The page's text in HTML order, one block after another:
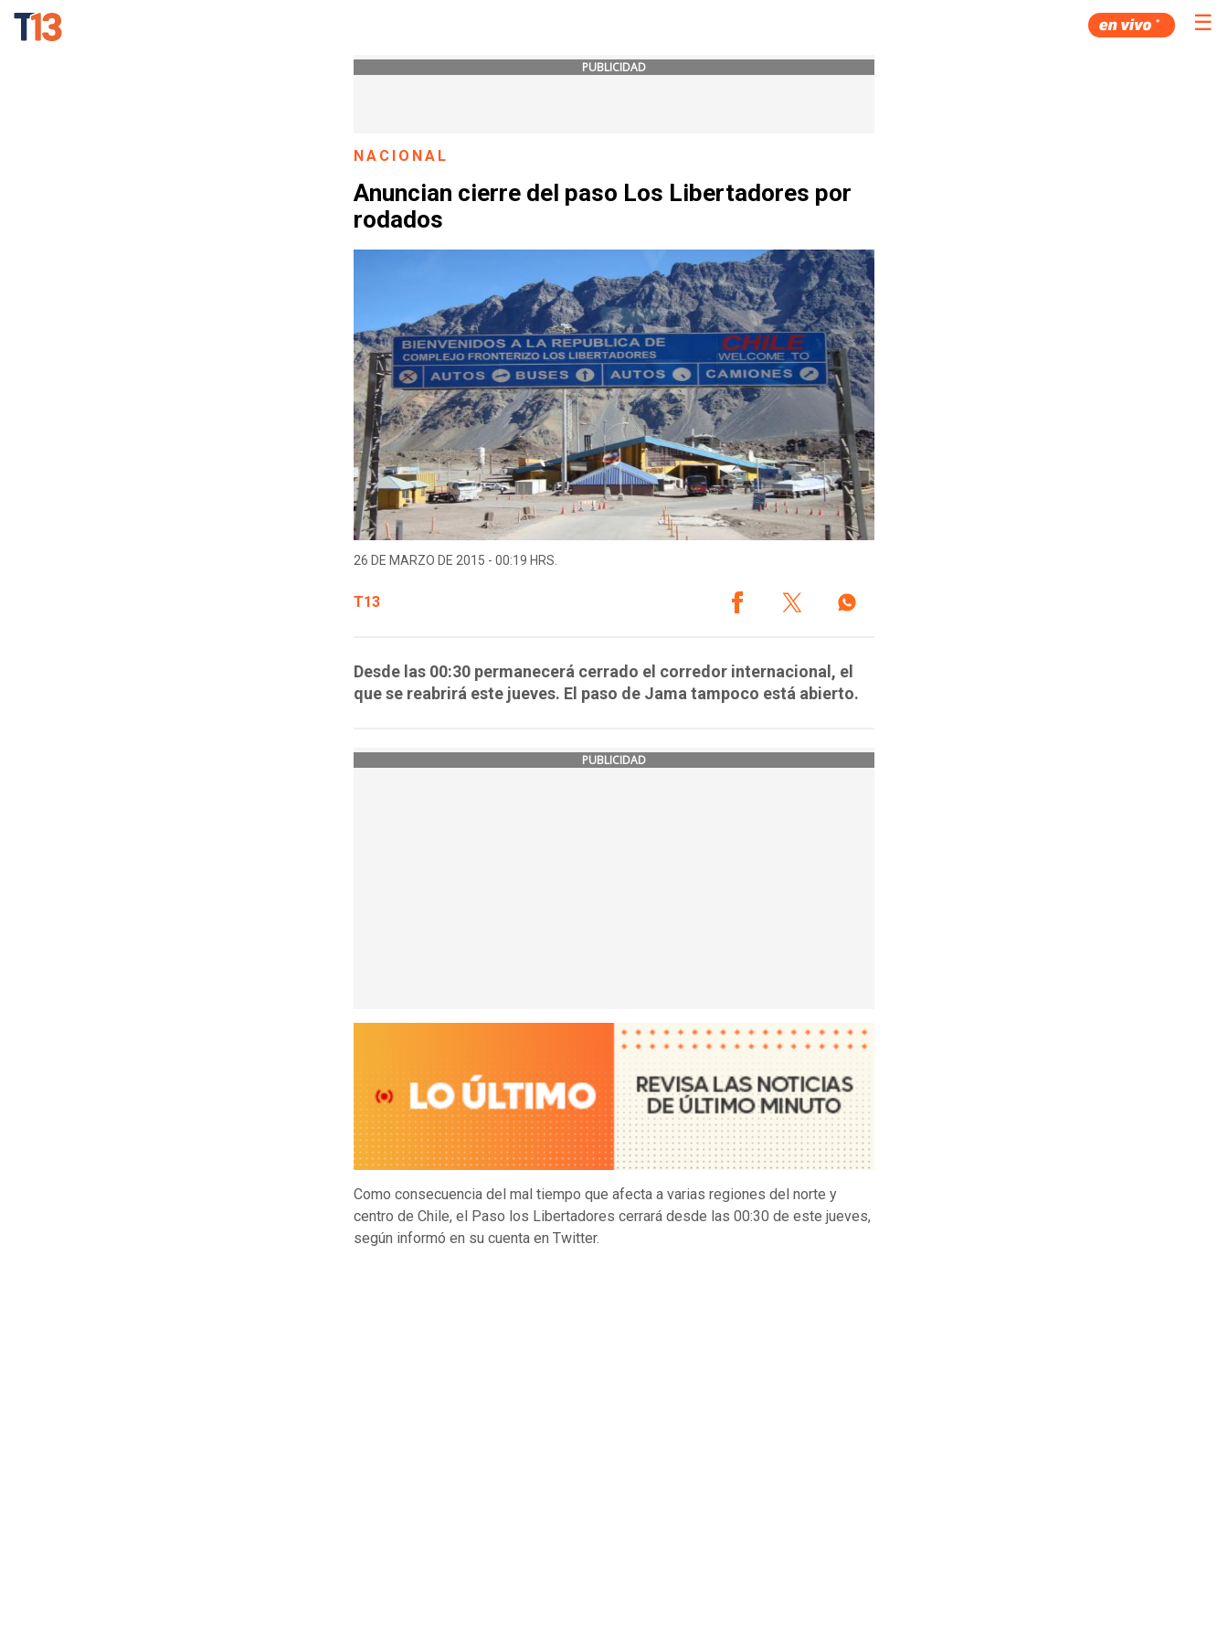
☰
PUBLICIDAD
NACIONAL
Anuncian cierre del paso Los Libertadores por
rodados
26 DE MARZO DE 2015 - 00:19 HRS.
T13
Desde las 00:30 permanecerá cerrado el corredor internacional, el
que se reabrirá este jueves. El paso de Jama tampoco está abierto.
PUBLICIDAD
Como consecuencia del mal tiempo que afecta a varias regiones del norte y
centro de Chile, el Paso los Libertadores cerrará desde las 00:30 de este jueves,
según informó en su cuenta en Twitter.